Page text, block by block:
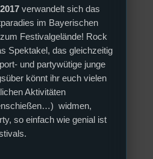
verwandelt sich das
im Bayerischen
Festivalgelände! Rock
Spektakel, das gleichzeitig
und partywütige junge
könnt ihr euch vielen
Aktivitäten
widmen,
so einfach wie genial ist